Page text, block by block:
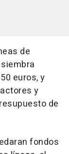
de
euros, y
y
de
fondos